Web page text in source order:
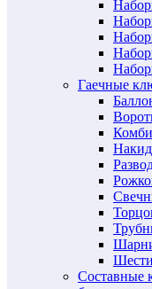
Гаечные
Составные